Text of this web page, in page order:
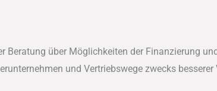
Beratung über Möglichkeiten der Finanzierung
und Vertriebswege zwecks